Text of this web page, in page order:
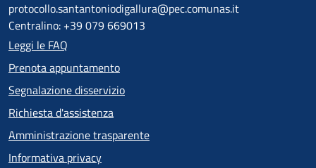
protocollo.santantoniodigallura@pec.comunas.it
Centralino: +39 079 669013
Leggi le FAQ
Prenota appuntamento
Segnalazione disservizio
Richiesta d'assistenza
Amministrazione trasparente
Informativa privacy